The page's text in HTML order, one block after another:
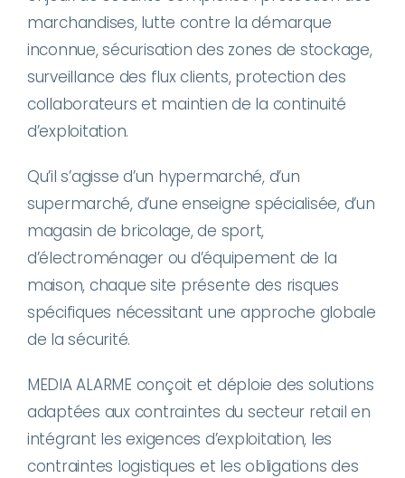
marchandises, lutte contre la démarque
inconnue, sécurisation des zones de stockage,
surveillance des flux clients, protection des
collaborateurs et maintien de la continuité
d’exploitation.
Qu’il s’agisse d’un hypermarché, d’un
supermarché, d’une enseigne spécialisée, d’un
magasin de bricolage, de sport,
d’électroménager ou d’équipement de la
maison, chaque site présente des risques
spécifiques nécessitant une approche globale
de la sécurité.
MEDIA ALARME conçoit et déploie des solutions
adaptées aux contraintes du secteur retail en
intégrant les exigences d’exploitation, les
contraintes logistiques et les obligations des